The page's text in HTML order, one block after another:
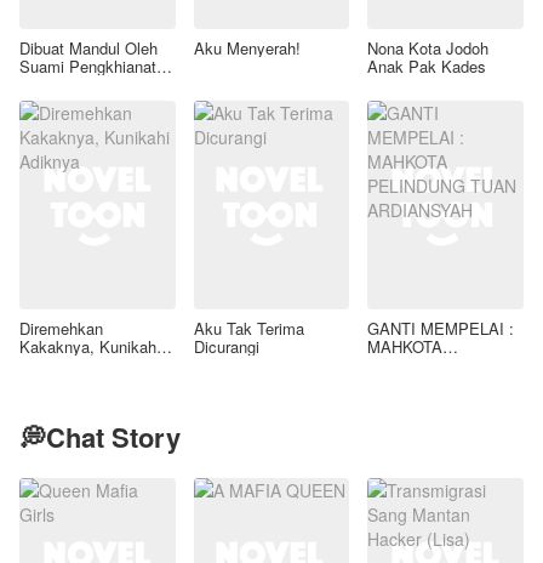
Dibuat Mandul Oleh
Suami Pengkhianat,
Membalas
Aku Menyerah! Nona Kota Jodoh
Anak Pak Kades
Diremehkan
Kakaknya, Kunikahi
Aku Tak Terima
Dicurangi
GANTI MEMPELAI :
MAHKOTA
💭Chat Story